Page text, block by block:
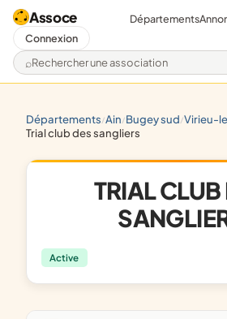
Assoce
Rechercher une association
Départements
Connexion
départements/ ain/ bugey sud/ virieu-
trial club des sangliers
TRIAL CLUB
Active